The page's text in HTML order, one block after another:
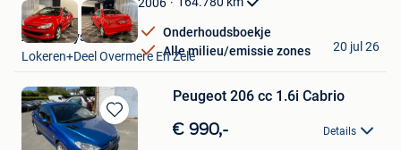
2006
Onderhoudsboekje
Alle milieu/emissie zones
Auto Denys
Lokeren+Deel Overmere En Zele
20 jul 26
Bewaren
in
Peugeot 206 cc 1.6i Cabrio
€ 990,- Details